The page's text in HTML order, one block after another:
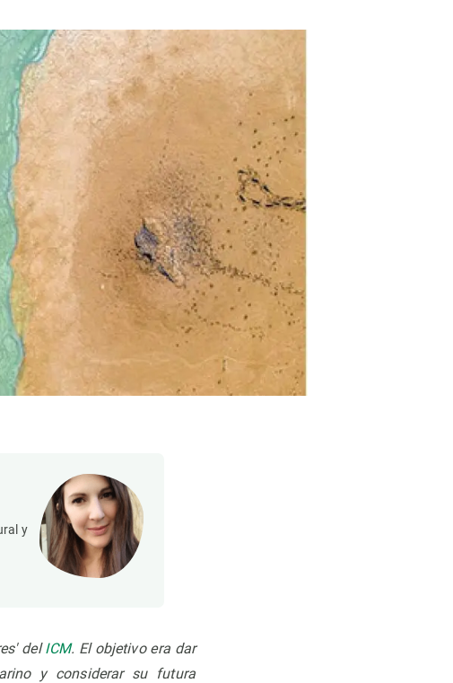
y
delICM. El objetivo era dar
y considerar su futura
de másteres y doctorado
Visitante o sabático
lugar donde crecer
Desarrollo de carrera
y actividades internas
Te ofrecemos formación